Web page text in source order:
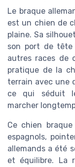
Le braque
est un chien de
plaine. Sa
son port de
autres races de
pratique de la
terrain avec une
ce qui séduit
marcher
Ce chien
espagnols,
allemands a été
et équilibre. La